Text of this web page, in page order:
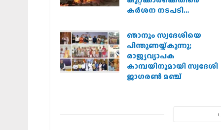
കർശന നടപടി
പരിഷത്ത്
ഞാനും സ്വദേശിയെ
പിന്തുണയ്ക്കുന്നു;
രാജ്യവ്യാപക
കാമ്പയിനുമായി സ്വദേശി
ജാഗരണ്‍ മഞ്ച്